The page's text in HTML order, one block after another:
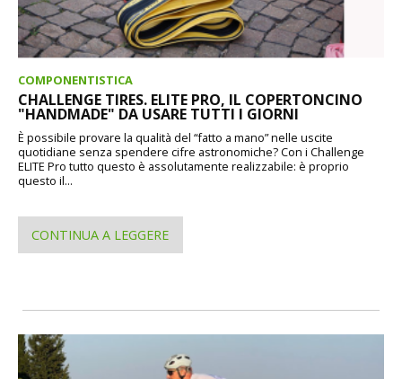
COMPONENTISTICA
CHALLENGE TIRES. ELITE PRO, IL COPERTONCINO
"HANDMADE" DA USARE TUTTI I GIORNI
È possibile provare la qualità del “fatto a mano” nelle uscite
quotidiane senza spendere cifre astronomiche? Con i Challenge
ELITE Pro tutto questo è assolutamente realizzabile: è proprio
questo il...
CONTINUA A LEGGERE